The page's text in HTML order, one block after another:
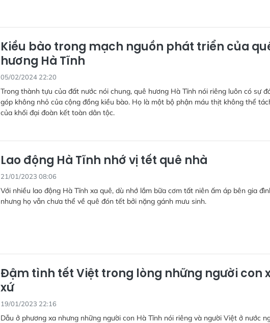
Kiều bào trong mạch nguồn phát triển của
hương Hà Tĩnh
05/02/2024 22:20
Trong thành tựu của đất nước nói chung, quê hương Hà Tĩnh nói riêng luôn có sự
góp không nhỏ của cộng đồng kiều bào. Họ là một bộ phận máu thịt không thể
của khối đại đoàn kết toàn dân tộc.
Lao động Hà Tĩnh nhớ vị tết quê nhà
21/01/2023 08:06
Với nhiều lao động Hà Tĩnh xa quê, dù nhớ lắm bữa cơm tất niên ấm áp bên gia
nhưng họ vẫn chưa thể về quê đón tết bởi nặng gánh mưu sinh.
Đậm tình tết Việt trong lòng những người con
xứ
19/01/2023 22:16
Dẫu ở phương xa nhưng những người con Hà Tĩnh nói riêng và người Việt ở nước